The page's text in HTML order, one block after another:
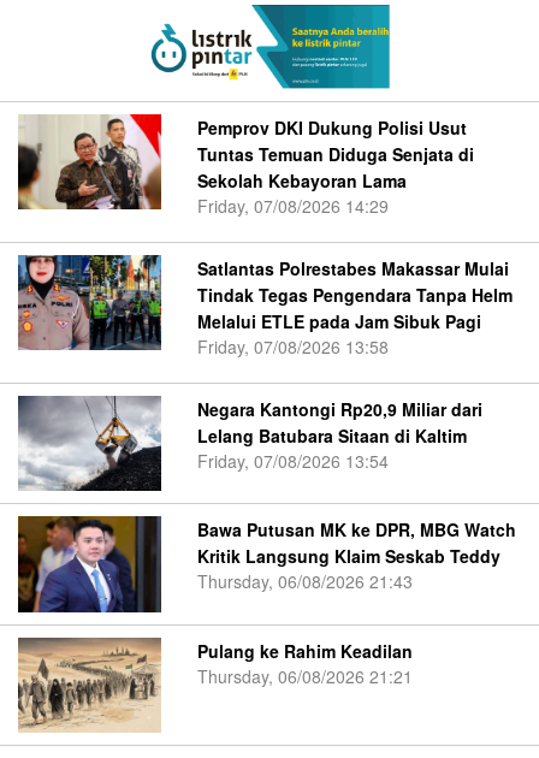
Pemprov DKI Dukung Polisi Usut
Tuntas Temuan Diduga Senjata di
Sekolah Kebayoran Lama
Friday, 07/08/2026 14:29
Satlantas Polrestabes Makassar Mulai
Tindak Tegas Pengendara Tanpa Helm
Melalui ETLE pada Jam Sibuk Pagi
Friday, 07/08/2026 13:58
Negara Kantongi Rp20,9 Miliar dari
Lelang Batubara Sitaan di Kaltim
Friday, 07/08/2026 13:54
Bawa Putusan MK ke DPR, MBG Watch
Kritik Langsung Klaim Seskab Teddy
Thursday, 06/08/2026 21:43
Pulang ke Rahim Keadilan
Thursday, 06/08/2026 21:21